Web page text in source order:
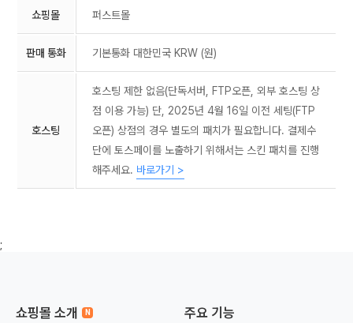
쇼핑몰 퍼스트몰
판매 통화 기본통화 대한민국 KRW (원)
호스팅
호스팅 제한 없음(단독서버, FTP오픈, 외부 호스팅 상
점 이용 가능) 단, 2025년 4월 16일 이전 세팅(FTP
오픈) 상점의 경우 별도의 패치가 필요합니다. 결제수
단에 토스페이를 노출하기 위해서는 스킨 패치를 진행
해주세요. 바로가기 >
;
쇼핑몰 소개 주요 기능